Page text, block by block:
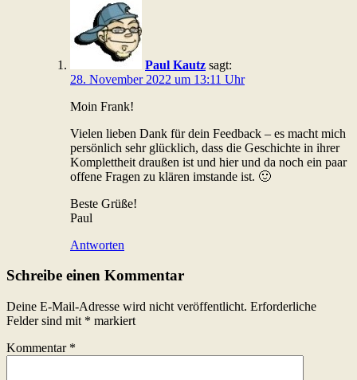
Paul Kautz sagt:
28. November 2022 um 13:11 Uhr
Moin Frank!
Vielen lieben Dank für dein Feedback – es macht mich
persönlich sehr glücklich, dass die Geschichte in ihrer
Komplettheit draußen ist und hier und da noch ein paar
offene Fragen zu klären imstande ist. 🙂
Beste Grüße!
Paul
Antworten
Schreibe einen Kommentar
Deine E-Mail-Adresse wird nicht veröffentlicht. Erforderliche
Felder sind mit * markiert
Kommentar *